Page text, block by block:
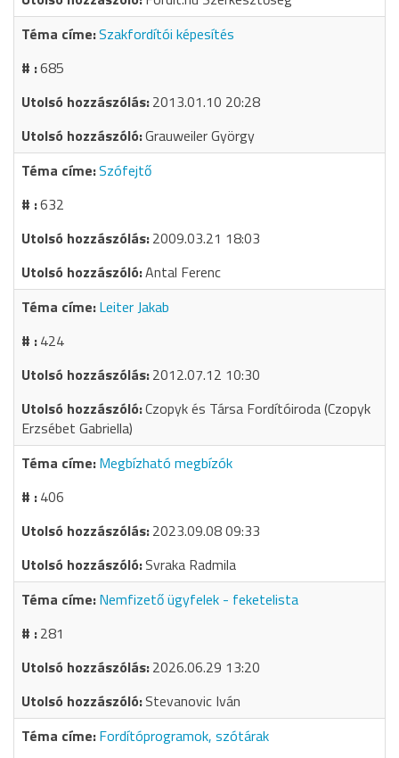
Szakfordítói képesítés
685
2013.01.10 20:28
Grauweiler György
Szófejtő
632
2009.03.21 18:03
Antal Ferenc
Leiter Jakab
424
2012.07.12 10:30
Czopyk és Társa Fordítóiroda (Czopyk
Erzsébet Gabriella)
Megbízható megbízók
406
2023.09.08 09:33
Svraka Radmila
Nemfizető ügyfelek - feketelista
281
2026.06.29 13:20
Stevanovic Iván
Fordítóprogramok, szótárak